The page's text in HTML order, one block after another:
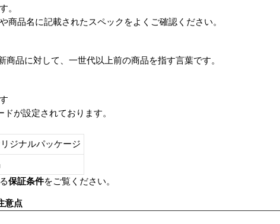
。
商品名に記載されたスペックをよくご確認ください。
商品に対して、一世代以上前の商品を指す言葉です。
が設定されております。
ジナルパッケージ
保証条件をご覧ください。
意点